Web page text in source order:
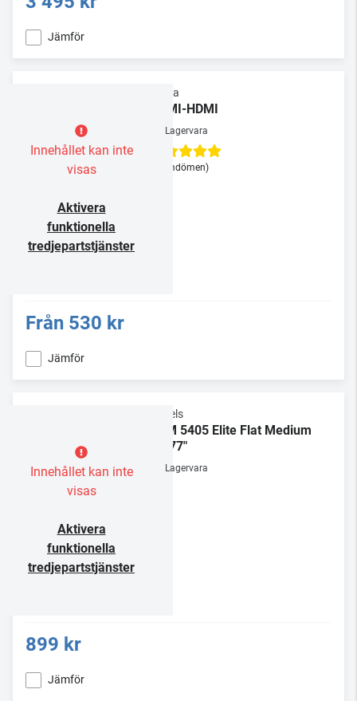
Jämför
Innehållet kan inte
visas
Aktivera
funktionella
tredjepartstjänster
Supra
HDMI-HDMI
Lagervara
(3 omdömen)
Från 530 kr
Jämför
Innehållet kan inte
visas
Aktivera
funktionella
tredjepartstjänster
Vogels
TVM 5405 Elite Flat Medium
32-77"
Lagervara
899 kr
Jämför